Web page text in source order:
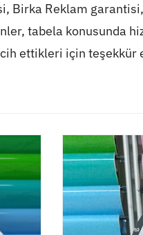
Birka Reklam
tabela konusunda
ettikleri için teşekkür